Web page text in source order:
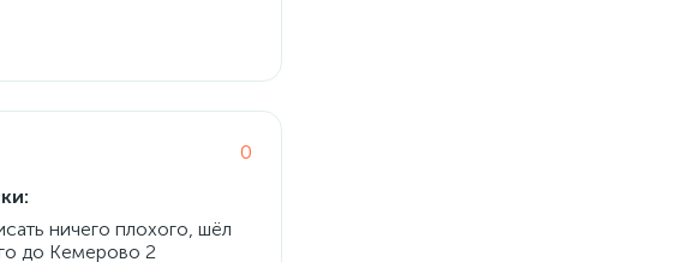
0
ничего плохого, шёл
до Кемерово 2